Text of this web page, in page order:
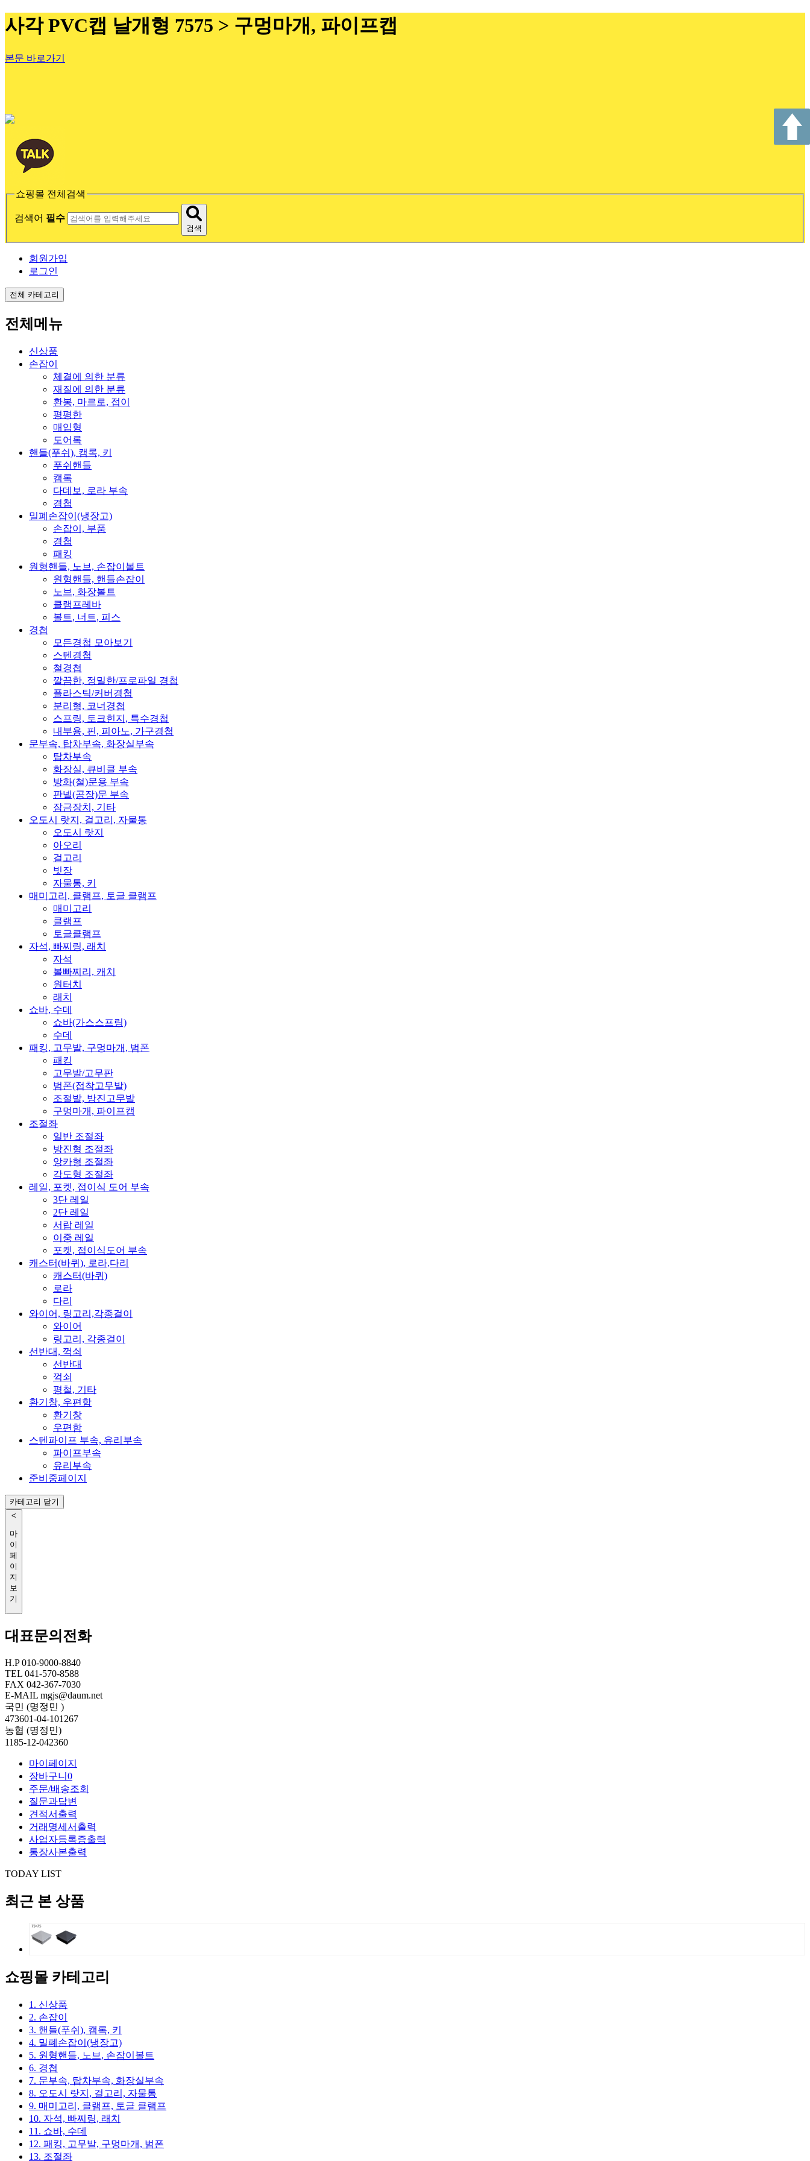
사각 PVC캡 날개형 7575 > 구멍마개, 파이프캡
본문 바로가기
쇼핑몰 전체검색
검색어 필수
검색
회원가입
로그인
전체 카테고리
전체메뉴
신상품
손잡이
체결에 의한 분류
재질에 의한 분류
환봉, 마르로, 접이
평평한
매입형
도어록
핸들(푸쉬), 캠록, 키
푸쉬핸들
캠록
다데보, 로라 부속
경첩
밀폐손잡이(냉장고)
손잡이, 부품
경첩
패킹
원형핸들, 노브, 손잡이볼트
원형핸들, 핸들손잡이
노브, 화장볼트
클램프레바
볼트, 너트, 피스
경첩
모든경첩 모아보기
스텐경첩
철경첩
깔끔한, 정밀한/프로파일 경첩
플라스틱/커버경첩
분리형, 코너경첩
스프링, 토크힌지, 특수경첩
내부용, 핀, 피아노, 가구경첩
문부속, 탑차부속, 화장실부속
탑차부속
화장실, 큐비클 부속
방화(철)문용 부속
판넬(공장)문 부속
잠금장치, 기타
오도시 랏지, 걸고리, 자물통
오도시 랏지
아오리
걸고리
빗장
자물통, 키
매미고리, 클램프, 토글 클램프
매미고리
클램프
토글클램프
자석, 빠찌링, 래치
자석
볼빠찌리, 캐치
원터치
래치
쇼바, 수데
쇼바(가스스프링)
수데
패킹, 고무발, 구멍마개, 범폰
패킹
고무발/고무판
범폰(접착고무발)
조절발, 방진고무발
구멍마개, 파이프캡
조절좌
일반 조절좌
방진형 조절좌
앙카형 조절좌
각도형 조절좌
레일, 포켓, 접이식 도어 부속
3단 레일
2단 레일
서랍 레일
이중 레일
포켓, 접이식도어 부속
캐스터(바퀴), 로라,다리
캐스터(바퀴)
로라
다리
와이어, 링고리,각종걸이
와이어
링고리, 각종걸이
선반대, 꺽쇠
선반대
꺽쇠
평철, 기타
환기창, 우편함
환기창
우편함
스텐파이프 부속, 유리부속
파이프부속
유리부속
준비중페이지
카테고리 닫기
<
마
이
페
이
지
보
기
대표문의전화
H.P 010-9000-8840
TEL 041-570-8588
FAX 042-367-7030
E-MAIL mgjs@daum.net
국민 (명정민 )
473601-04-101267
농협 (명정민)
1185-12-042360
마이페이지
장바구니 0
주문/배송조회
질문과답변
견적서출력
거래명세서출력
사업자등록증출력
통장사본출력
TODAY LIST
최근 본 상품
쇼핑몰 카테고리
1. 신상품
2. 손잡이
3. 핸들(푸쉬), 캠록, 키
4. 밀폐손잡이(냉장고)
5. 원형핸들, 노브, 손잡이볼트
6. 경첩
7. 문부속, 탑차부속, 화장실부속
8. 오도시 랏지, 걸고리, 자물통
9. 매미고리, 클램프, 토글 클램프
10. 자석, 빠찌링, 래치
11. 쇼바, 수데
12. 패킹, 고무발, 구멍마개, 범폰
13. 조절좌